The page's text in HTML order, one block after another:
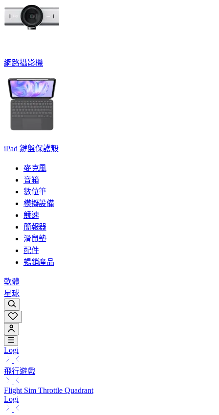
網路攝影機
iPad 鍵盤保護殼
麥克風
音箱
數位筆
模擬設備
競速
簡報器
滑鼠墊
配件
暢銷產品
軟體
星球
Logi
飛行遊戲
Flight Sim Throttle Quadrant
Logi